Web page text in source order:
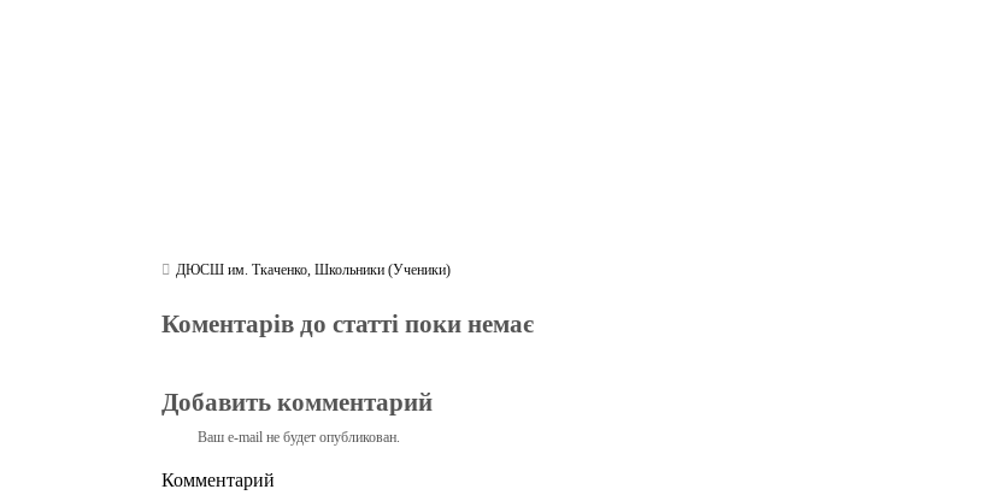
ДЮСШ им. Ткаченко,Школьники (Ученики)
Коментарів до статті поки немає
Добавить комментарий
Ваш e-mail не будет опубликован.
Комментарий